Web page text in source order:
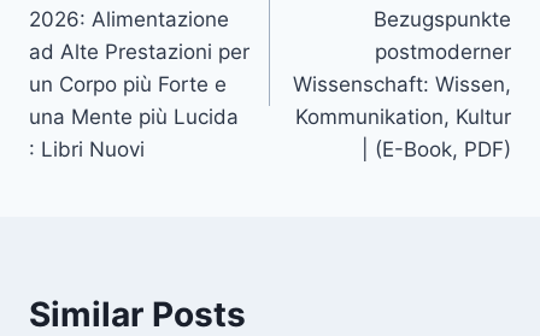
2026: Alimentazione
ad Alte Prestazioni per
un Corpo più Forte e
una Mente più Lucida
: Libri Nuovi
Bezugspunkte
postmoderner
Wissenschaft: Wissen,
Kommunikation, Kultur
| (E-Book, PDF)
Similar Posts